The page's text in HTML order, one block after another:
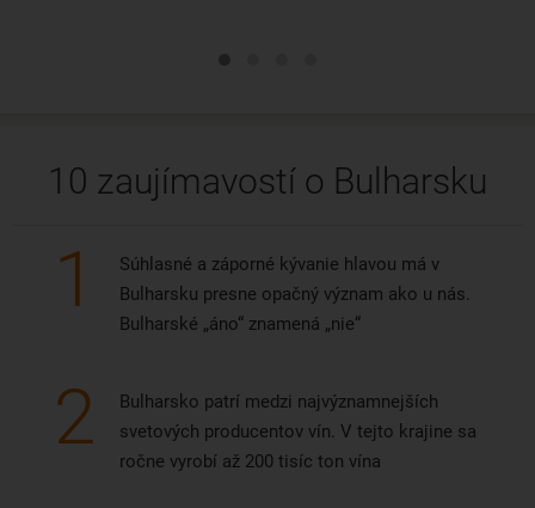
10 zaujímavostí o Bulharsku
1
Súhlasné a záporné kývanie hlavou má v
Bulharsku presne opačný význam ako u nás.
Bulharské „áno“ znamená „nie“
2
Bulharsko patrí medzi najvýznamnejších
svetových producentov vín. V tejto krajine sa
ročne vyrobí až 200 tisíc ton vína